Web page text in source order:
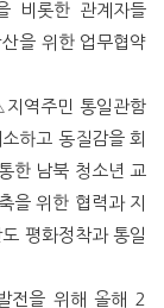
비롯한 관계자들
을 위한 업무협약
역주민 통일관함
하고 동질감을 회
한 남북 청소년 교
을 위한 협력과 지
평화정착과 통일
전을 위해 올해 2